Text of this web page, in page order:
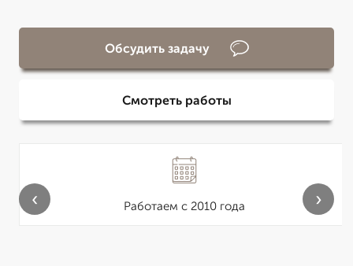
Обсудить задачу
Смотреть работы
Работаем с 2010 года
‹ ›